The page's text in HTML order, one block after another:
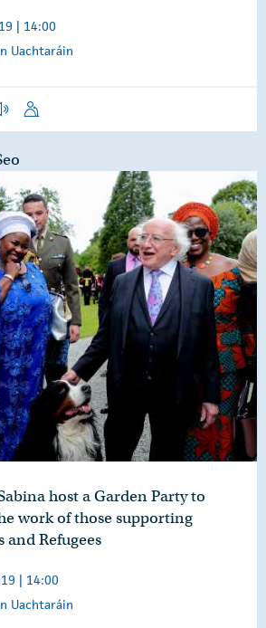
| 14:00
Uachtaráin
host a Garden Party to
work of those supporting
and Refugees
| 14:00
Uachtaráin